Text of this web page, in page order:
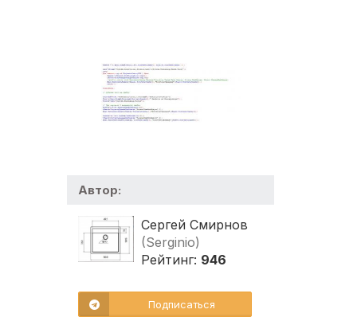
Автор:
Сергей Смирнов
(Serginio)
Рейтинг: 946
Подписаться